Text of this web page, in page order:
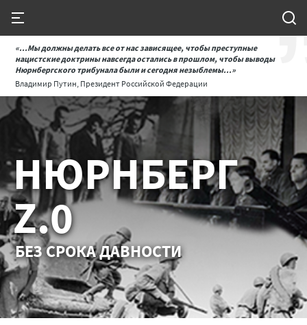
«...Мы должны делать все от нас зависящее, чтобы преступные
нацистские доктрины навсегда остались в прошлом, чтобы выводы
Нюрнбергского трибунала были и сегодня незыблемы...»
Владимир Путин, Президент Российской Федерации
НЮРНБЕРГ
Z.0
БЕЗ СРОКА ДАВНОСТИ